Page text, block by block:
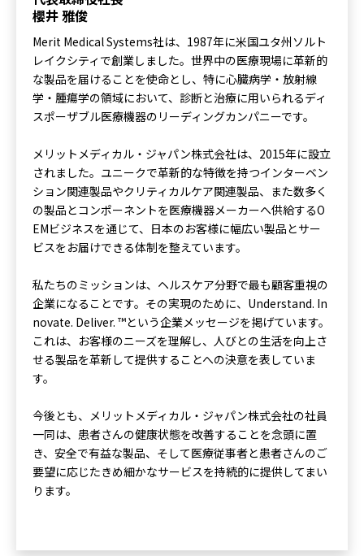
櫻井 雅俊
Merit Medical Systems社は、1987年に米国ユタ州ソルト
レイクシティで創業しました。世界中の医療現場に革新的
な製品を届けることを使命とし、特に心臓病学・放射線
学・腫瘍学の領域において、診断と治療に用いられるディ
スポーザブル医療機器のリーディングカンパニーです。
メリットメディカル・ジャパン株式会社は、2015年に設立
されました。ユニークで革新的な特徴を持つインターベン
ション関連製品やクリティカルケア関連製品、また数多く
の製品とコンポーネントを医療機器メーカーへ供給するO
EMビジネスを通じて、日本のお客様に幅広い製品とサー
ビスをお届けできる体制を整えています。
私たちのミッションは、ヘルスケア分野で最も顧客重視の
企業になることです。その実現のために、Understand. In
novate. Deliver. ™という企業メッセージを掲げています。
これは、お客様のニーズを理解し、人びとの生活を向上さ
せる製品を革新して提供することへの決意を表していま
す。
今後とも、メリットメディカル・ジャパン株式会社の社員
一同は、患者さんの健康状態を改善することを念頭に置
き、安全で有益な製品、そして医療従事者と患者さんのご
要望に応じたきめ細かなサービスを持続的に提供してまい
ります。